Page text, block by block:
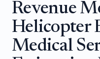
Revenue
Helicopter
Medical